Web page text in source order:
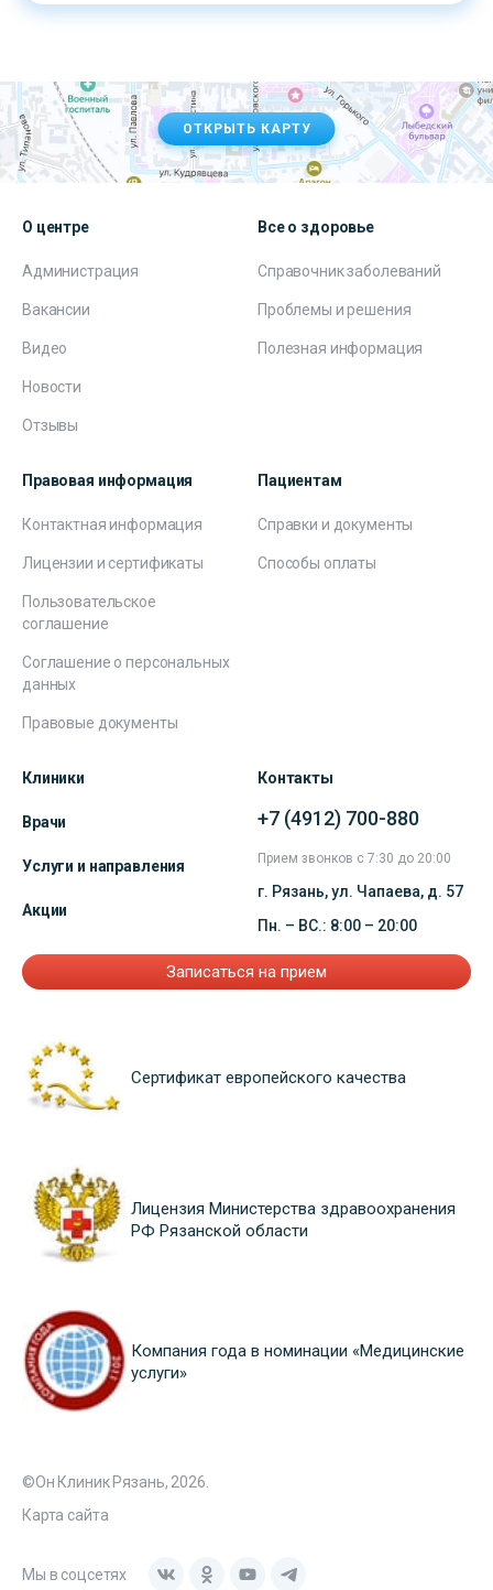
ОТКРЫТЬ КАРТУ
О центре
Администрация
Вакансии
Видео
Новости
Отзывы
Все о здоровье
Справочник заболеваний
Проблемы и решения
Полезная информация
Правовая информация
Контактная информация
Лицензии и сертификаты
Пользовательское
соглашение
Соглашение о персональных
данных
Правовые документы
Пациентам
Справки и документы
Способы оплаты
Клиники
Врачи
Услуги и направления
Акции
Контакты
+7 (4912) 700-880
Прием звонков с 7:30 до 20:00
г. Рязань, ул. Чапаева, д. 57
Пн. – ВС.: 8:00 – 20:00
Записаться на прием
Сертификат европейского качества
Лицензия Министерства здравоохранения
РФ Рязанской области
Компания года в номинации «Медицинские
услуги»
©Он Клиник Рязань, 2026.
Карта сайта
Мы в соцсетях